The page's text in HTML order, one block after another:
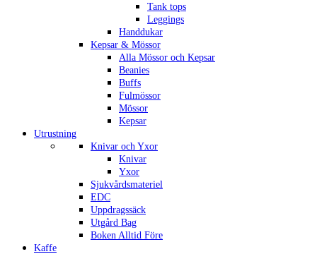
Tank tops
Leggings
Handdukar
Kepsar & Mössor
Alla Mössor och Kepsar
Beanies
Buffs
Fulmössor
Mössor
Kepsar
Utrustning
Knivar och Yxor
Knivar
Yxor
Sjukvårdsmateriel
EDC
Uppdragssäck
Utgård Bag
Boken Alltid Före
Kaffe